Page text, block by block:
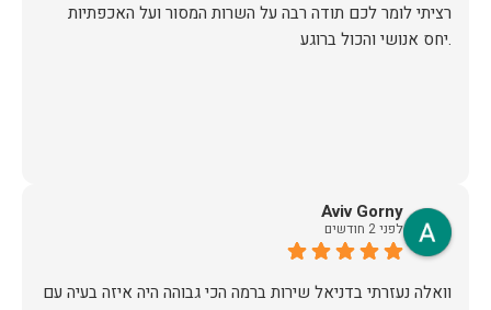
רציתי לומר לכם תודה רבה על השרות המסור ועל האכפתיות
.יחס אנושי והכול ברוגע
Aviv Gorny
לפני 2 חודשים
וואלה נעזרתי בדניאל שירות ברמה הכי גבוהה היה איזה בעיה עם